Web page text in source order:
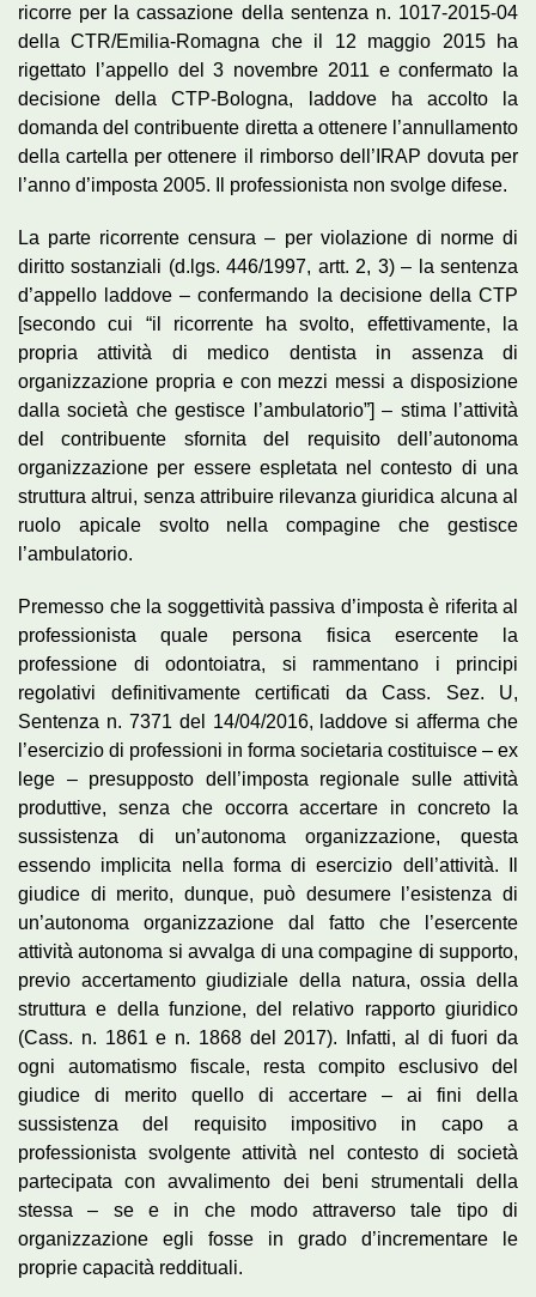
ricorre per la cassazione della sentenza n. 1017-2015-04
della CTR/Emilia-Romagna che il 12 maggio 2015 ha
rigettato l’appello del 3 novembre 2011 e confermato la
decisione della CTP-Bologna, laddove ha accolto la
domanda del contribuente diretta a ottenere l’annullamento
della cartella per ottenere il rimborso dell’IRAP dovuta per
l’anno d’imposta 2005. Il professionista non svolge difese.
La parte ricorrente censura – per violazione di norme di
diritto sostanziali (d.lgs. 446/1997, artt. 2, 3) – la sentenza
d’appello laddove – confermando la decisione della CTP
[secondo cui “il ricorrente ha svolto, effettivamente, la
propria attività di medico dentista in assenza di
organizzazione propria e con mezzi messi a disposizione
dalla società che gestisce l’ambulatorio”] – stima l’attività
del contribuente sfornita del requisito dell’autonoma
organizzazione per essere espletata nel contesto di una
struttura altrui, senza attribuire rilevanza giuridica alcuna al
ruolo apicale svolto nella compagine che gestisce
l’ambulatorio.
Premesso che la soggettività passiva d’imposta è riferita al
professionista quale persona fisica esercente la
professione di odontoiatra, si rammentano i principi
regolativi definitivamente certificati da Cass. Sez. U,
Sentenza n. 7371 del 14/04/2016, laddove si afferma che
l’esercizio di professioni in forma societaria costituisce – ex
lege – presupposto dell’imposta regionale sulle attività
produttive, senza che occorra accertare in concreto la
sussistenza di un’autonoma organizzazione, questa
essendo implicita nella forma di esercizio dell’attività. Il
giudice di merito, dunque, può desumere l’esistenza di
un’autonoma organizzazione dal fatto che l’esercente
attività autonoma si avvalga di una compagine di supporto,
previo accertamento giudiziale della natura, ossia della
struttura e della funzione, del relativo rapporto giuridico
(Cass. n. 1861 e n. 1868 del 2017). Infatti, al di fuori da
ogni automatismo fiscale, resta compito esclusivo del
giudice di merito quello di accertare – ai fini della
sussistenza del requisito impositivo in capo a
professionista svolgente attività nel contesto di società
partecipata con avvalimento dei beni strumentali della
stessa – se e in che modo attraverso tale tipo di
organizzazione egli fosse in grado d’incrementare le
proprie capacità reddituali.